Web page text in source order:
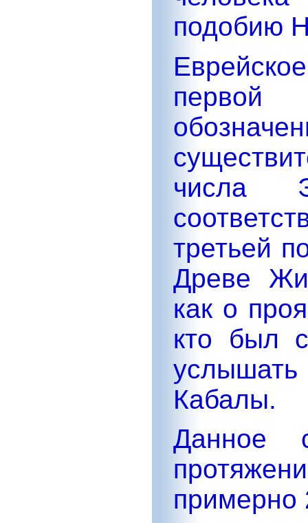
подобию
первой
числа
третьей
Древе
как о
кто был
Кабалы.
Данное
примерно